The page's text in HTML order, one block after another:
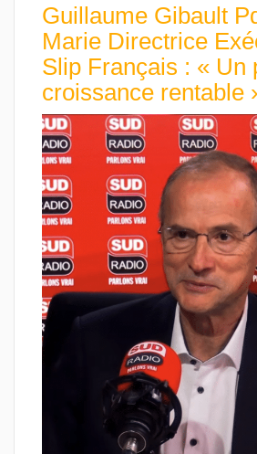
Guillaume Gibault
Marie Directrice
Slip Français : « Un
croissance rentable